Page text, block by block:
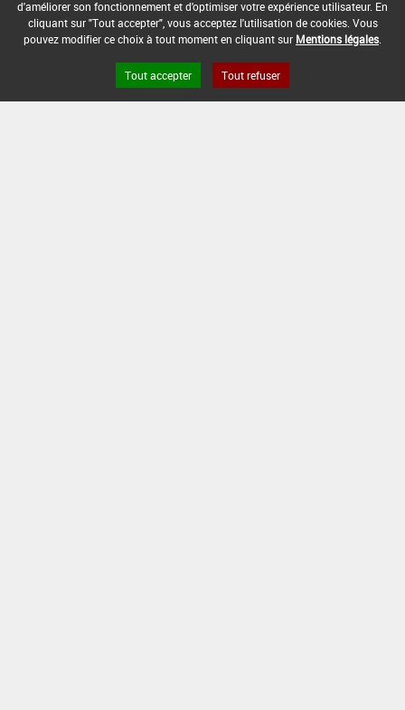
Min :
1 000
kg/ha Min :1 Min :-
Min :-
Commentaire (Min) : A la
transplantation / au semis.
Max :
d'améliorer son fonctionnement et d'optimiser votre expérience utilisateur. En
cliquant sur "Tout accepter", vous acceptez l'utilisation de cookies. Vous
pouvez modifier ce choix à tout moment en cliquant sur Mentions légales
Tout accepter Tout refuser